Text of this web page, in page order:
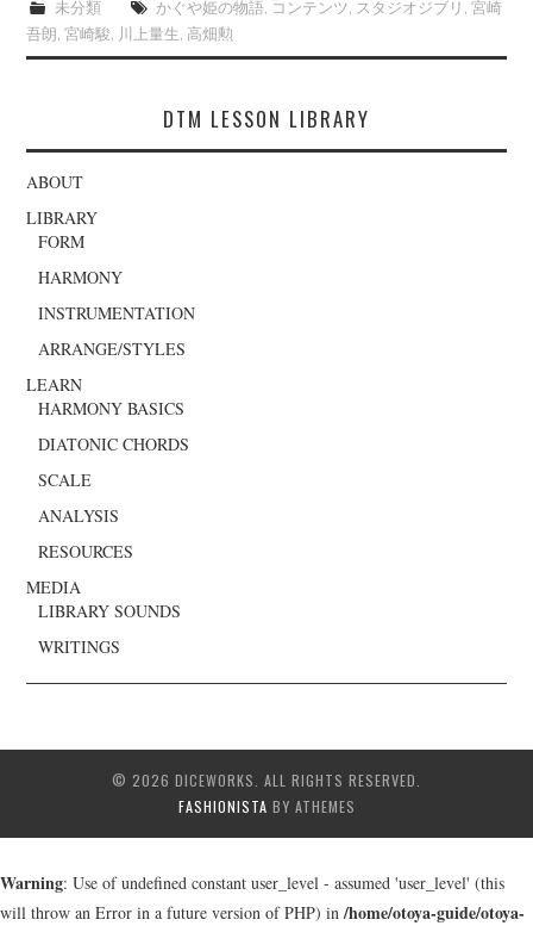
未分類 かぐや姫の物語, コンテンツ, スタジオジブリ , 宮崎
吾朗,宮崎駿, 川上量生,高畑勲
DTM LESSON LIBRARY
ABOUT
LIBRARY
FORM
HARMONY
INSTRUMENTATION
ARRANGE/STYLES
LEARN
HARMONY BASICS
DIATONIC CHORDS
SCALE
ANALYSIS
RESOURCES
MEDIA
LIBRARY SOUNDS
WRITINGS
© 2026 DICEWORKS. ALL RIGHTS RESERVED.
FASHIONISTA BY ATHEMES
Warning: Use of undefined constant user_level - assumed 'user_level' (this
will throw an Error in a future version of PHP) in/home/otoya-guide/otoya-